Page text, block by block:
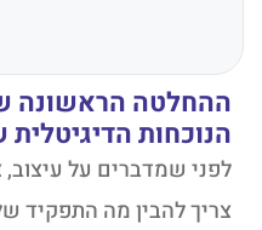
ההחלטה הראשונה
הנוכחות
לפני שמדברים על עיצוב,
צריך להבין מה התפקיד